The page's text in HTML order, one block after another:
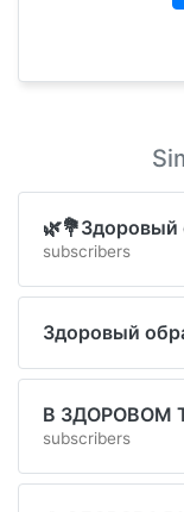
🌿💐Здоровый
subscribers
Здоровый
В ЗДОРОВОМ
subscribers